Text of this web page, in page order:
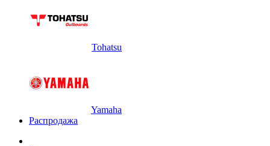
Tohatsu
Yamaha
Распродажа